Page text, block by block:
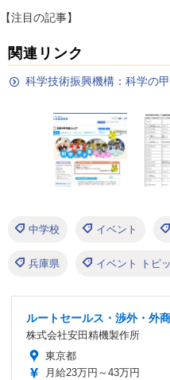
【注目の記事】
関連リンク
科学技術振興機構：科学の
中学校 イベント
兵庫県 イベント トピ
ルートセールス・渉外・外商
株式会社安田精機製作所
東京都
月給23万円～43万円